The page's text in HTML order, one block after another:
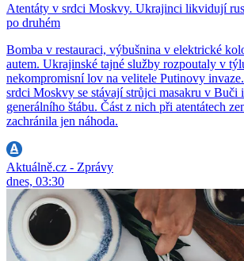
Atentáty v srdci Moskvy. Ukrajinci likvidují
po druhém
Bomba v restauraci, výbušnina v elektrické
autem. Ukrajinské tajné služby rozpoutaly v
nekompromisní lov na velitele Putinovy
srdci Moskvy se stávají strůjci masakru v Buči
generálního štábu. Část z nich při atentátech
zachránila jen náhoda.
Aktuálně.cz - Zprávy
dnes, 03:30